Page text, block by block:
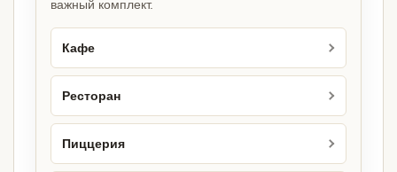
важный комплект.
Кафе
Ресторан
Пиццерия